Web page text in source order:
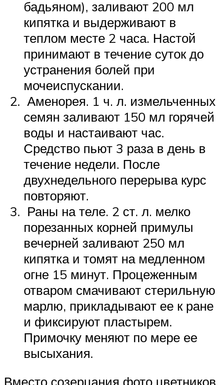
бадьяном), заливают 200 мл
кипятка и выдерживают в
теплом месте 2 часа. Настой
принимают в течение суток до
устранения болей при
мочеиспускании.
Аменорея. 1 ч. л. измельченных
семян заливают 150 мл горячей
воды и настаивают час.
Средство пьют 3 раза в день в
течение недели. После
двухнедельного перерыва курс
повторяют.
Раны на теле. 2 ст. л. мелко
порезанных корней примулы
вечерней заливают 250 мл
кипятка и томят на медленном
огне 15 минут. Процеженным
отваром смачивают стерильную
марлю, прикладывают ее к ране
и фиксируют пластырем.
Примочку меняют по мере ее
высыхания.
Вместо созерцания фото цветников